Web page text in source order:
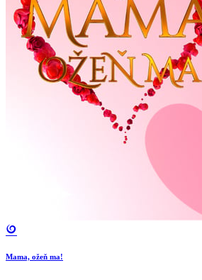
Mama, ožeň ma!